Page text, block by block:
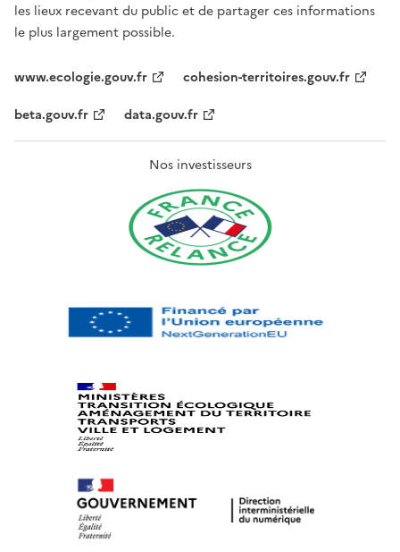
les lieux recevant du public et de partager ces informations
le plus largement possible.
www.ecologie.gouv.fr
cohesion-territoires.gouv.fr
beta.gouv.fr
data.gouv.fr
Nos investisseurs